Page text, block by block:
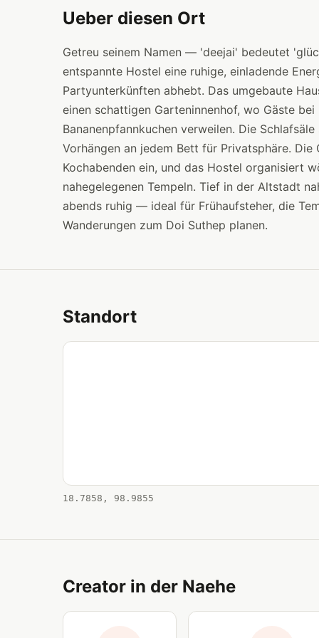
Ueber diesen Ort
Getreu seinem Namen — 'deejai' bedeutet
entspannte Hostel eine ruhige, einladende
Partyunterkünften abhebt. Das umgebaute
einen schattigen Garteninnenhof, wo Gäste
Bananenpfannkuchen verweilen. Die
Vorhängen an jedem Bett für Privatsphäre.
Kochabenden ein, und das Hostel organisiert
nahegelegenen Tempeln. Tief in der Altstadt
abends ruhig — ideal für Frühaufsteher, die
Wanderungen zum Doi Suthep planen.
Standort
18.7858, 98.9855
Creator in der Naehe